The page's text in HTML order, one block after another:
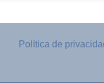
Política de